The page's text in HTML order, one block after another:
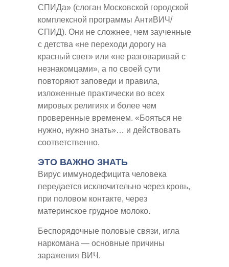
СПИДа» (слоган Московской городской
комплексной программы АнтиВИЧ/
СПИД). Они не сложнее, чем заученные
с детства «не переходи дорогу на
красный свет» или «не разговаривай с
незнакомцами», а по своей сути
повторяют заповеди и правила,
изложенные практически во всех
мировых религиях и более чем
проверенные временем. «Бояться не
нужно, нужно знать»… и действовать
соответственно.
ЭТО ВАЖНО ЗНАТЬ
Вирус иммунодефицита человека
передается исключительно через кровь,
при половом контакте, через
материнское грудное молоко.
Беспорядочные половые связи, игла
наркомана — основные причины
заражения ВИЧ.